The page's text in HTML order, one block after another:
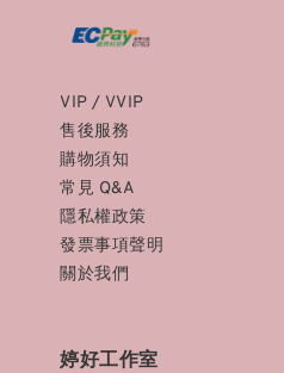
VIP / VVIP
售後服務
購物須知
常見 Q&A
隱私權政策
發票事項聲明
關於我們
婷好工作室